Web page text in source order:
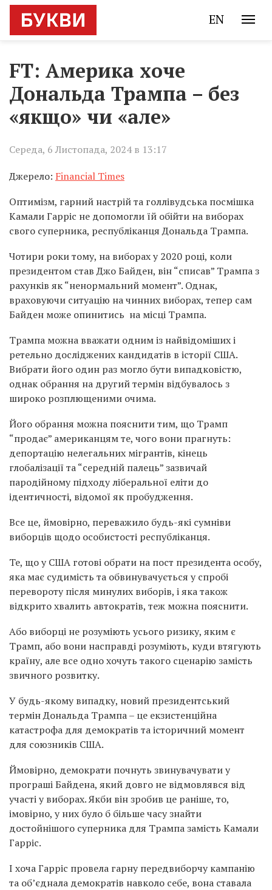
EN
FT: Америка хоче
Дональда Трампа – без
«якщо» чи «але»
Середа, 6 Листопада, 2024 в 13:17
Джерело: Financial Times
Оптимізм, гарний настрій та голлівудська посмішка
Камали Гарріс не допомогли їй обійти на виборах
свого суперника, республіканця Дональда Трампа.
Чотири роки тому, на виборах у 2020 році, коли
президентом став Джо Байден, він “списав” Трампа з
рахунків як “ненормальний момент”. Однак,
враховуючи ситуацію на чинних виборах, тепер сам
Байден може опинитись на місці Трампа.
Трампа можна вважати одним із найвідоміших і
ретельно досліджених кандидатів в історії США.
Вибрати його один раз могло бути випадковістю,
однак обрання на другий термін відбувалось з
широко розплющеними очима.
Його обрання можна пояснити тим, що Трамп
“продає” американцям те, чого вони прагнуть:
депортацію нелегальних мігрантів, кінець
глобалізації та “середній палець” зазвичай
пародійному підходу ліберальної еліти до
ідентичності, відомої як пробудження.
Все це, ймовірно, переважило будь-які сумніви
виборців щодо особистості республіканця.
Те, що у США готові обрати на пост президента особу,
яка має судимість та обвинувачується у спробі
перевороту після минулих виборів, і яка також
відкрито хвалить автократів, теж можна пояснити.
Або виборці не розуміють усього ризику, яким є
Трамп, або вони насправді розуміють, куди втягують
країну, але все одно хочуть такого сценарію замість
звичного розвитку.
У будь-якому випадку, новий президентський
термін Дональда Трампа – це екзистенційна
катастрофа для демократів та історичний момент
для союзників США.
Ймовірно, демократи почнуть звинувачувати у
програші Байдена, який довго не відмовлявся від
участі у виборах. Якби він зробив це раніше, то,
імовірно, у них було б більше часу знайти
достойнішого суперника для Трампа замість Камали
Гарріс.
І хоча Гарріс провела гарну передвиборчу кампанію
та об’єднала демократів навколо себе, вона ставала